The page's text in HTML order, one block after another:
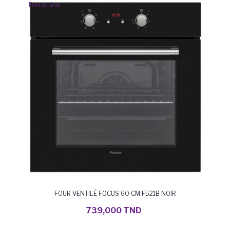
Focus Line
FOUR VENTILÉ FOCUS 60 CM F521B NOIR
739,000 TND